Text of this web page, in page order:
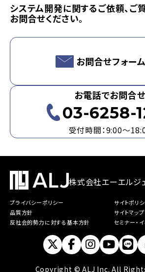
システム開発に関するご依頼、ご
お問合せください。
お問合せフォーム
お電話でお問合せ
03-6258-
受付時間：9:00～
株式会社エーエルジ
プライバシーポリシー
品質方針
反社会的勢力に対する基本方針
サイトポリ
サイトマップ
セミナー・
Copyright © ALJ Inc. All